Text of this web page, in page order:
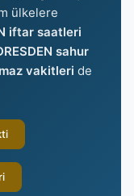
ülkelere
iftar saatleri
sahur
vakitleri de